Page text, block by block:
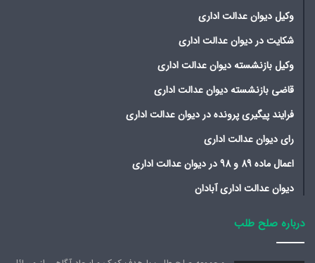
وکیل دیوان عدالت اداری
شکایت در دیوان عدالت اداری
وکیل بازنشسته دیوان عدالت اداری
قاضی بازنشسته دیوان عدالت اداری
فرایند پیگیری پرونده در دیوان عدالت اداری
رای دیوان عدالت اداری
اعمال ماده 89 و 98 در دیوان عدالت اداری
دیوان عدالت اداری آبادان
درباره صلح طلب